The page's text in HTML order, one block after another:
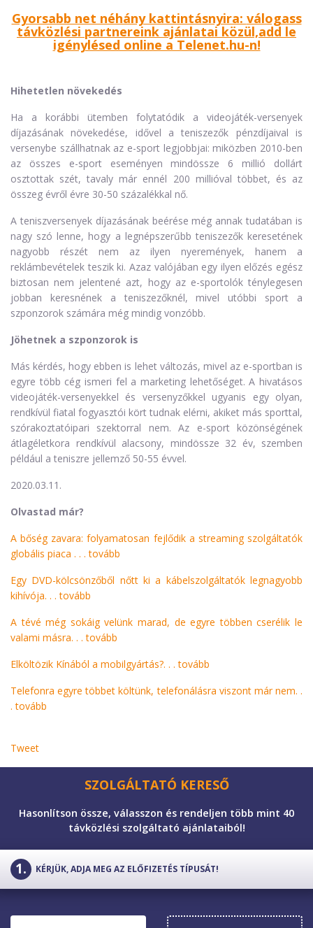
Gyorsabb net néhány kattintásnyira: válogass
távközlési partnereink ajánlatai közül,add le
igénylésed online a Telenet.hu-n!
Hihetetlen növekedés
Ha a korábbi ütemben folytatódik a videojáték-versenyek
díjazásának növekedése, idővel a teniszezők pénzdíjaival is
versenybe szállhatnak az e-sport legjobbjai: miközben 2010-ben
az összes e-sport eseményen mindössze 6 millió dollárt
osztottak szét, tavaly már ennél 200 millióval többet, és az
összeg évről évre 30-50 százalékkal nő.
A teniszversenyek díjazásának beérése még annak tudatában is
nagy szó lenne, hogy a legnépszerűbb teniszezők keresetének
nagyobb részét nem az ilyen nyeremények, hanem a
reklámbevételek teszik ki. Azaz valójában egy ilyen előzés egész
biztosan nem jelentené azt, hogy az e-sportolók ténylegesen
jobban keresnének a teniszezőknél, mivel utóbbi sport a
szponzorok számára még mindig vonzóbb.
Jöhetnek a szponzorok is
Más kérdés, hogy ebben is lehet változás, mivel az e-sportban is
egyre több cég ismeri fel a marketing lehetőséget. A hivatásos
videojáték-versenyekkel és versenyzőkkel ugyanis egy olyan,
rendkívül fiatal fogyasztói kört tudnak elérni, akiket más sporttal,
szórakoztatóipari szektorral nem. Az e-sport közönségének
átlagéletkora rendkívül alacsony, mindössze 32 év, szemben
például a teniszre jellemző 50-55 évvel.
2020.03.11.
Olvastad már?
A bőség zavara: folyamatosan fejlődik a streaming szolgáltatók
globális piaca . . .tovább
Egy DVD-kölcsönzőből nőtt ki a kábelszolgáltatók legnagyobb
kihívója. . .tovább
A tévé még sokáig velünk marad, de egyre többen cserélik le
valami másra. . .tovább
Elköltözik Kínából a mobilgyártás?. . . tovább
Telefonra egyre többet költünk, telefonálásra viszont már nem. .
.tovább
Tweet
SZOLGÁLTATÓ KERESŐ
Hasonlítson össze, válasszon és rendeljen több mint 40
távközlési szolgáltató ajánlataiból!
KÉRJÜK, ADJA MEG AZ ELŐFIZETÉS TÍPUSÁT!